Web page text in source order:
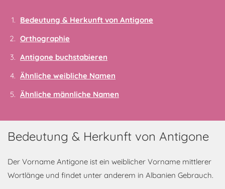
Bedeutung & Herkunft von Antigone
Orthographie
Antigone buchstabieren
Ähnliche weibliche Namen
Ähnliche männliche Namen
Bedeutung & Herkunft von Antigone
Der Vorname Antigone ist ein weiblicher Vorname mittlerer
Wortlänge und findet unter anderem in Albanien Gebrauch.